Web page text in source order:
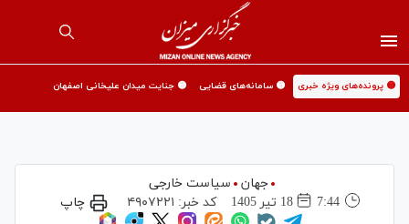
🟡 پرونده‌های ویژه خبری 🟡 سامانه‌های قضایی 🟡 جنایت میدان علیخانی اصفهان
جهان
سیاست خارجی
7:44
18 تير 1405 کد خبر: ۴۹۰۷۲۲۱ چاپ